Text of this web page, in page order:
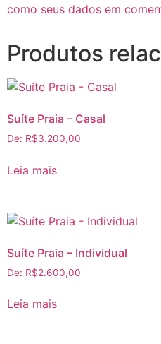
como seus dados em
Produtos
Suíte Praia – Casal
De: R$3.200,00
Leia mais
Suíte Praia – Individual
De: R$2.600,00
Leia mais